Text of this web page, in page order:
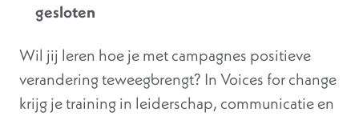
gesloten
Wil jij leren hoe je met campagnes positieve
verandering teweegbrengt? In Voices for change
krijg je training in leiderschap, communicatie en